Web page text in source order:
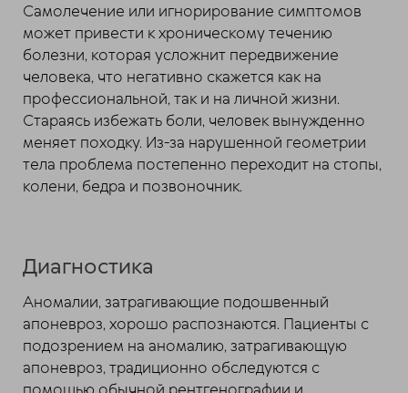
Самолечение или игнорирование симптомов
может привести к хроническому течению
болезни, которая усложнит передвижение
человека, что негативно скажется как на
профессиональной, так и на личной жизни.
Стараясь избежать боли, человек вынужденно
меняет походку. Из-за нарушенной геометрии
тела проблема постепенно переходит на стопы,
колени, бедра и позвоночник.
Диагностика
Аномалии, затрагивающие подошвенный
апоневроз, хорошо распознаются. Пациенты с
подозрением на аномалию, затрагивающую
апоневроз, традиционно обследуются с